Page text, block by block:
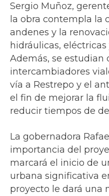
Sergio Muñoz,
la obra contempla la
andenes y la
hidráulicas,
Además, se estudian
intercambiadores
vía a Restrepo y el
el fin de mejorar la
reducir tiempos de
La gobernadora
importancia del
marcará el inicio de
urbana significativa
proyecto le dará una